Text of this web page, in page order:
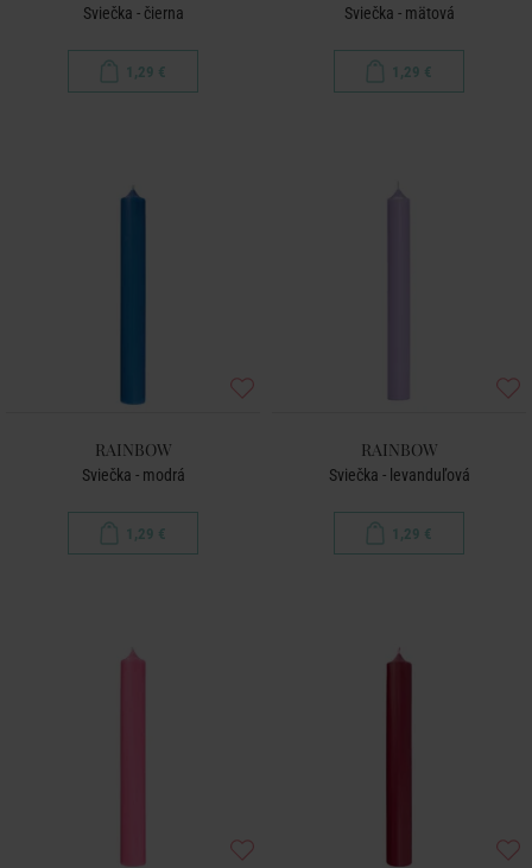
Sviečka - čierna
1,29 €
Sviečka - mätová
1,29 €
RAINBOW
Sviečka - modrá
1,29 €
RAINBOW
Sviečka - levanduľová
1,29 €